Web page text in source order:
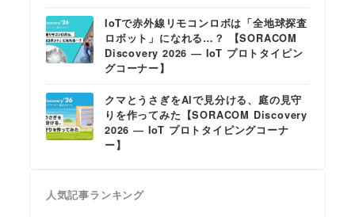
IoTで赤外線リモコンロボは「全地球探査
ロボット」になれる…？ 【SORACOM
Discovery 2026 ― IoT プロトタイピン
グコーナー】
クマとうさぎをAIで見分ける、庭の見守
りを作ってみた【SORACOM Discovery
2026 ― IoT プロトタイピングコーナ
ー】
人気記事ランキング